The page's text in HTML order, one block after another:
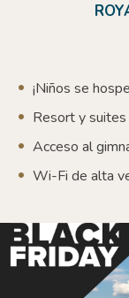
¡Niños se
Resort y
Acceso al
Wi-Fi de alta